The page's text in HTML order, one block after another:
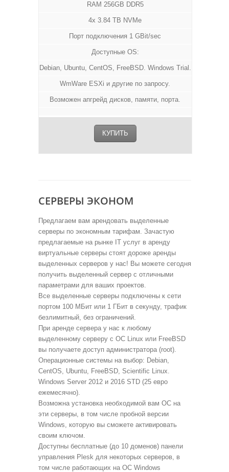
RAM 256GB DDR5
4x 3.84 TB NVMe
Порт подключения 1 GBit/sec
Доступные OS:
Debian, Ubuntu, CentOS, FreeBSD. Windows Trial.
WmWare ESXi и другие по запросу.
Возможен апгрейд дисков, памяти, порта.
КУПИТЬ
СЕРВЕРЫ ЭКОНОМ
Предлагаем вам арендовать выделенные
серверы по экономным тарифам. Зачастую
предлагаемые на рынке IT услуг в аренду
виртуальные серверы стоят дороже аренды
выделенных серверов у нас! Вы можете сегодня
получить выделенный сервер с отличными
параметрами для ваших проектов.
Все выделенные серверы подключены к сети
портом 100 МБит или 1 ГБит в секунду, трафик
безлимитный, без ограничений.
При аренде сервера у нас к любому
выделенному серверу с ОС Linux или FreeBSD
вы получаете доступ администратора (root).
Операционные системы на выбор: Debian,
CentOS, Ubuntu, FreeBSD, Scientific Linux.
Windows Server 2012 и 2016 STD (25 евро
ежемесячно).
Возможна установка необходимой вам ОС на
эти серверы, в том числе пробной версии
Windows, которую вы сможете активировать
своим ключом.
Доступны бесплатные (до 10 доменов) панели
управления Plesk для некоторых серверов, в
том числе работающих на ОС Windows